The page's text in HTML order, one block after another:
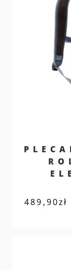
489,90zł